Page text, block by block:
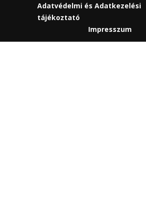
Adatvédelmi és Adatkezelési
tájékoztató
Impresszum